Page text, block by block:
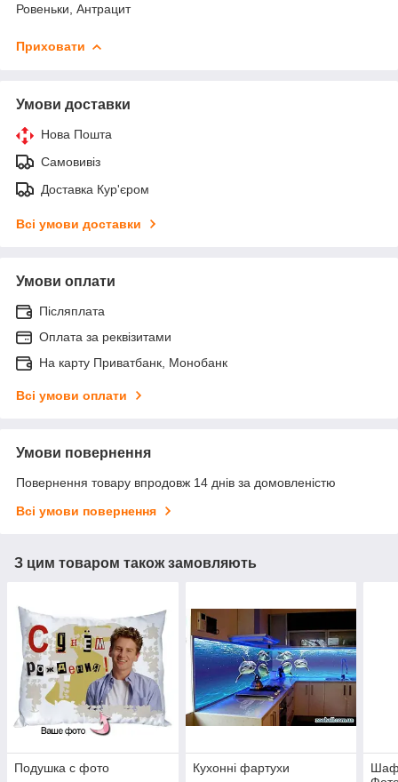
Ровеньки, Антрацит
Приховати
Умови доставки
Нова Пошта
Самовивіз
Доставка Кур'єром
Всі умови доставки
Умови оплати
Післяплата
Оплата за реквізитами
На карту Приватбанк, Монобанк
Всі умови оплати
Умови повернення
Повернення товару впродовж 14 днів за домовленістю
Всі умови повернення
З цим товаром також замовляють
Подушка с фото Кухонні фартухи